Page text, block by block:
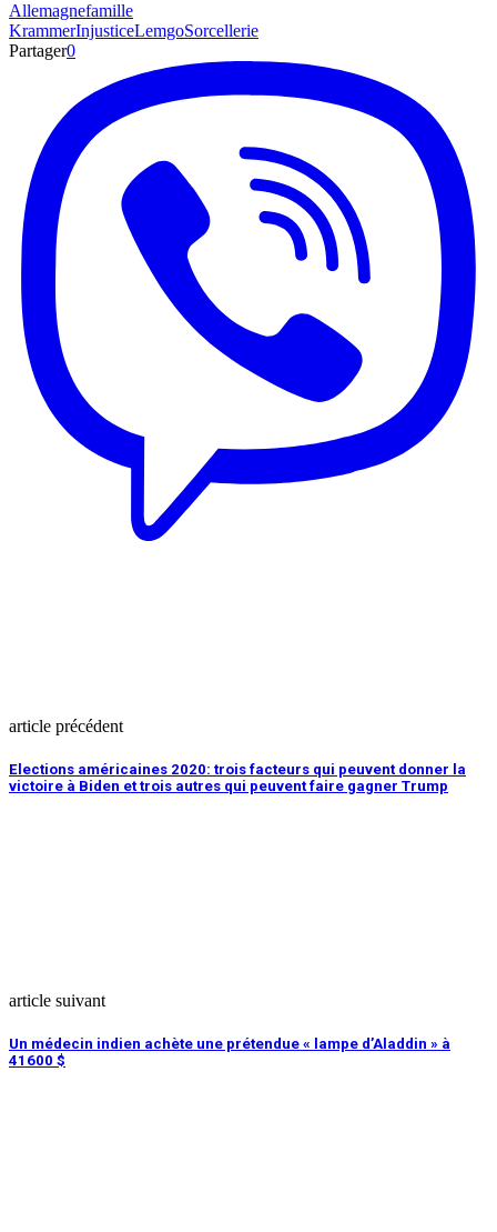
Allemagnefamille
KrammerInjusticeLemgoSorcellerie
Partager0
article précédent
Elections américaines 2020: trois facteurs qui peuvent donner la
victoire à Biden et trois autres qui peuvent faire gagner Trump
article suivant
Un médecin indien achète une prétendue « lampe d’Aladdin » à
41600 $